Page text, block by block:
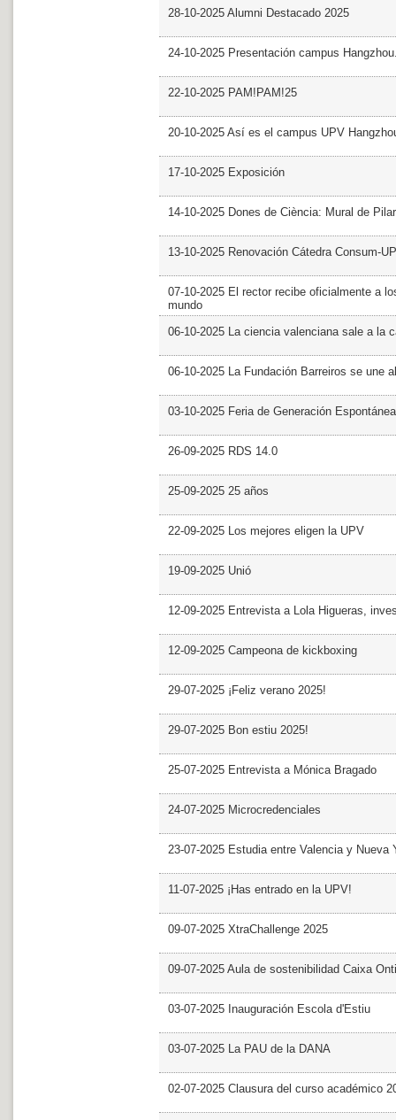
28-10-2025 Alumni Destacado 2025
24-10-2025 Presentación campus
22-10-2025 PAM!PAM!25
20-10-2025 Así es el campus UPV
17-10-2025 Exposición
14-10-2025 Dones de Ciència: Mural de
13-10-2025 Renovación Cátedra Consum-
07-10-2025 El rector recibe oficialmente a
mundo
06-10-2025 La ciencia valenciana sale a la
06-10-2025 La Fundación Barreiros se une
03-10-2025 Feria de Generación Espontánea
26-09-2025 RDS 14.0
25-09-2025 25 años
22-09-2025 Los mejores eligen la UPV
19-09-2025 Unió
12-09-2025 Entrevista a Lola Higueras,
12-09-2025 Campeona de kickboxing
29-07-2025 ¡Feliz verano 2025!
29-07-2025 Bon estiu 2025!
25-07-2025 Entrevista a Mónica Bragado
24-07-2025 Microcredenciales
23-07-2025 Estudia entre Valencia y Nueva
11-07-2025 ¡Has entrado en la UPV!
09-07-2025 XtraChallenge 2025
09-07-2025 Aula de sostenibilidad Caixa
03-07-2025 Inauguración Escola d'Estiu
03-07-2025 La PAU de la DANA
02-07-2025 Clausura del curso académico